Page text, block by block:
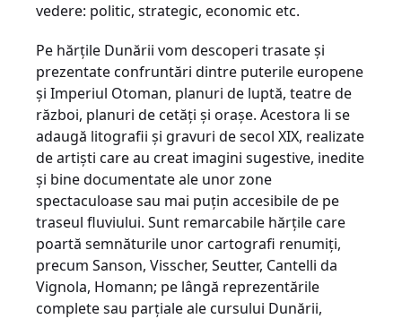
vedere: politic, strategic, economic etc.
Pe hărţile Dunării vom descoperi trasate şi
prezentate confruntări dintre puterile europene
şi Imperiul Otoman, planuri de luptă, teatre de
război, planuri de cetăţi şi oraşe. Acestora li se
adaugă litografii şi gravuri de secol XIX, realizate
de artişti care au creat imagini sugestive, inedite
şi bine documentate ale unor zone
spectaculoase sau mai puţin accesibile de pe
traseul fluviului. Sunt remarcabile hărţile care
poartă semnăturile unor cartografi renumiţi,
precum Sanson, Visscher, Seutter, Cantelli da
Vignola, Homann; pe lângă reprezentările
complete sau parţiale ale cursului Dunării,